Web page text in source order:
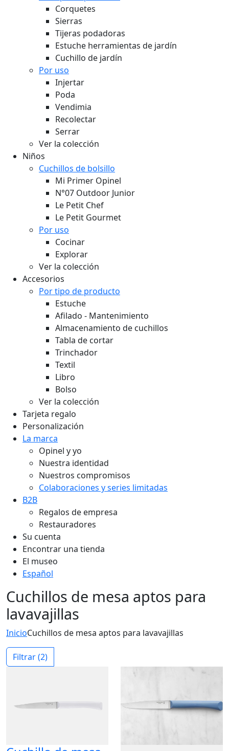
Corquetes
Sierras
Tijeras podadoras
Estuche herramientas de jardín
Cuchillo de jardín
Por uso
Injertar
Poda
Vendimia
Recolectar
Serrar
Ver la colección
Niños
Cuchillos de bolsillo
Mi Primer Opinel
N°07 Outdoor Junior
Le Petit Chef
Le Petit Gourmet
Por uso
Cocinar
Explorar
Ver la colección
Accesorios
Por tipo de producto
Estuche
Afilado - Mantenimiento
Almacenamiento de cuchillos
Tabla de cortar
Trinchador
Textil
Libro
Bolso
Ver la colección
Tarjeta regalo
Personalización
La marca
Opinel y yo
Nuestra identidad
Nuestros compromisos
Colaboraciones y series limitadas
B2B
Regalos de empresa
Restauradores
Su cuenta
Encontrar una tienda
El museo
Español
Cuchillos de mesa aptos para
lavavajillas
InicioCuchillos de mesa aptos para lavavajillas
Filtrar(2)